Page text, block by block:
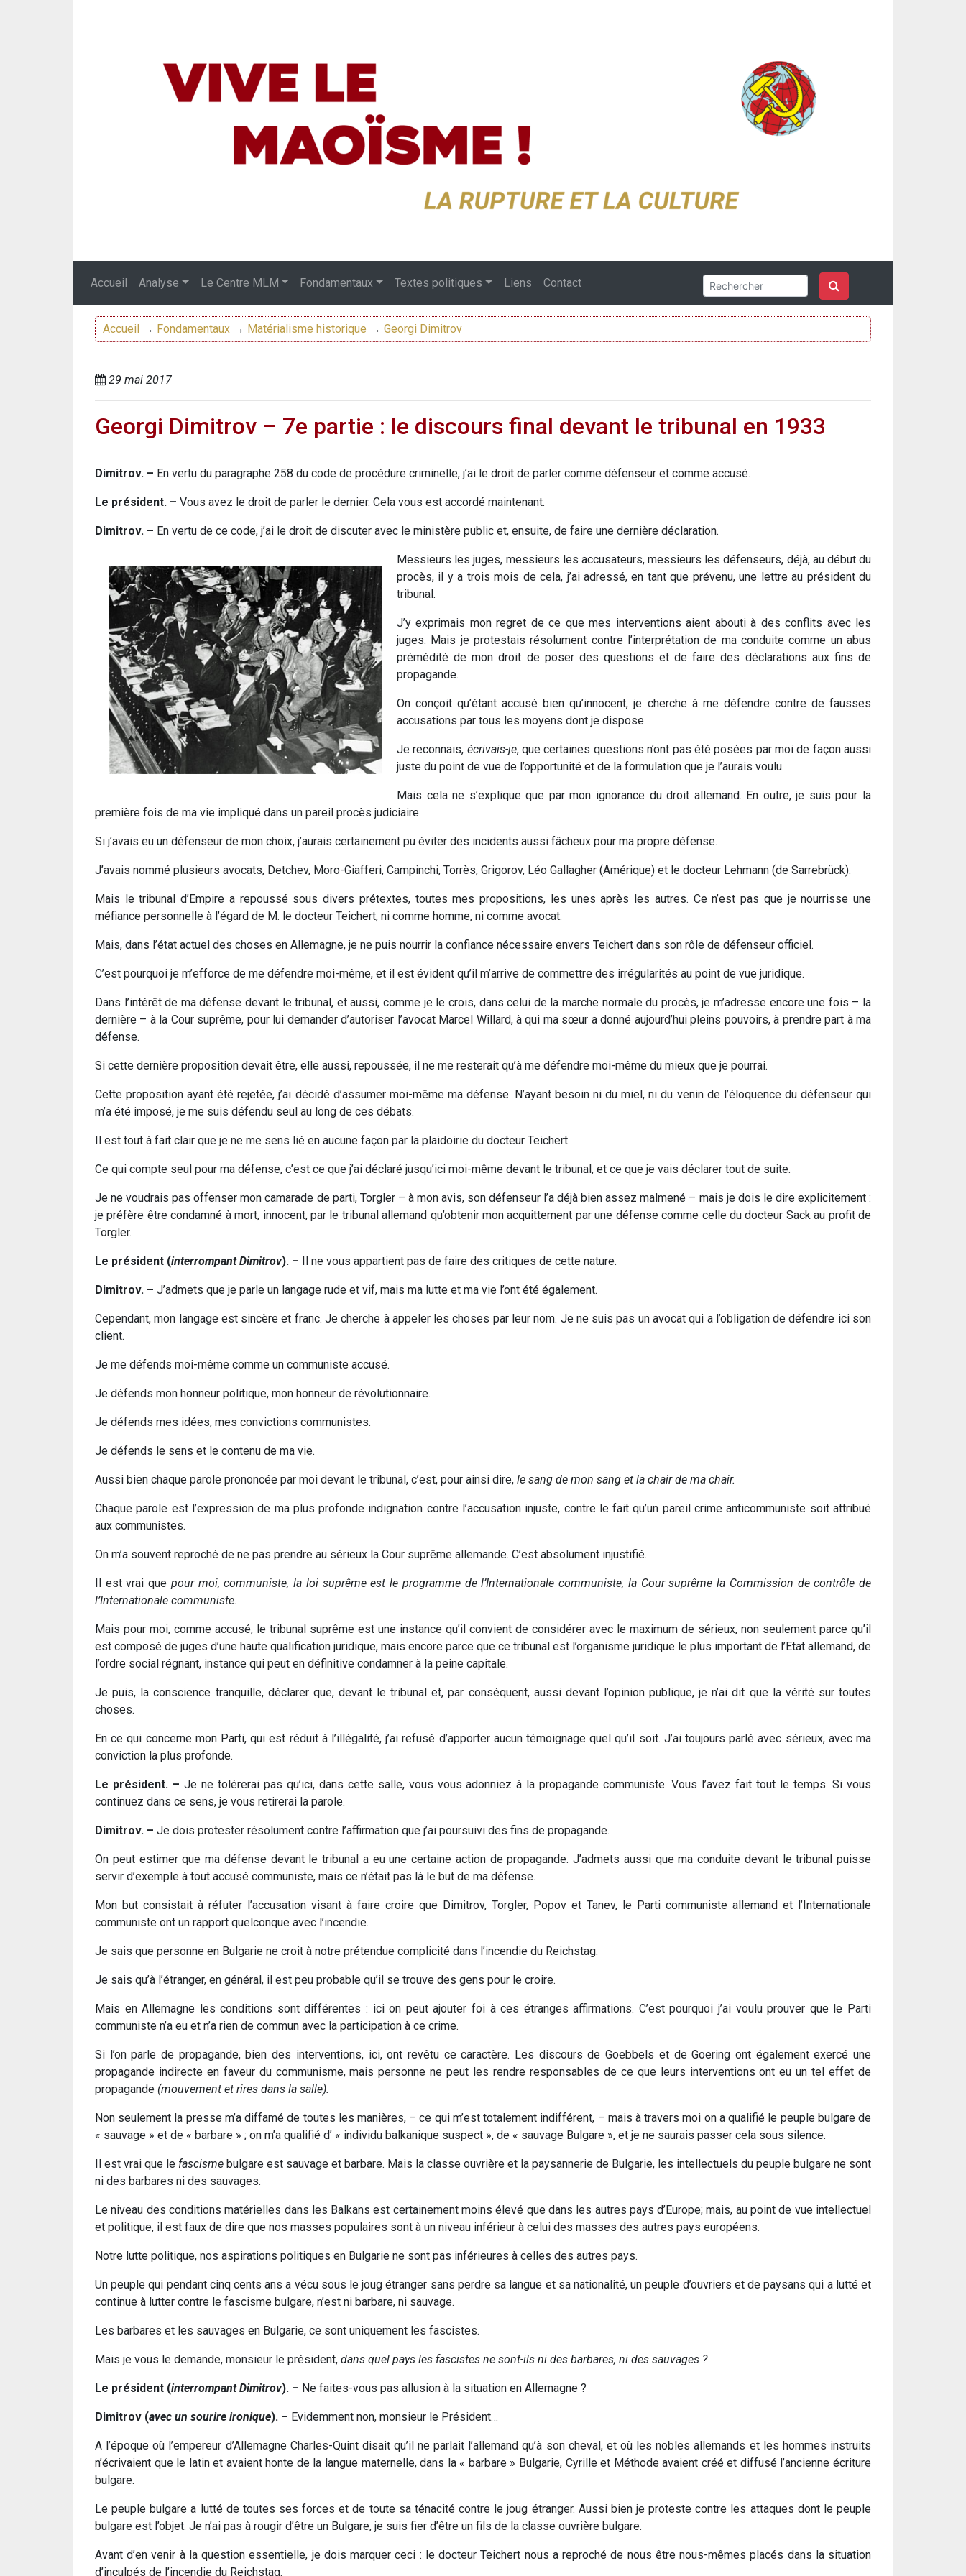
Accueil Analyse Le Centre MLM Fondamentaux Textes politiques Liens Contact
Accueil → Fondamentaux → Matérialisme historique → Georgi Dimitrov
29 mai 2017
Georgi Dimitrov – 7e partie : le discours final devant le tribunal en 1933
Dimitrov. – En vertu du paragraphe 258 du code de procédure criminelle, j’ai le droit de parler comme défenseur et comme accusé.
Le président. – Vous avez le droit de parler le dernier. Cela vous est accordé maintenant.
Dimitrov. – En vertu de ce code, j’ai le droit de discuter avec le ministère public et, ensuite, de faire une dernière déclaration.
Messieurs les juges, messieurs les accusateurs, messieurs les défenseurs, déjà, au début du
procès, il y a trois mois de cela, j’ai adressé, en tant que prévenu, une lettre au président du
tribunal.
J’y exprimais mon regret de ce que mes interventions aient abouti à des conflits avec les
juges. Mais je protestais résolument contre l’interprétation de ma conduite comme un abus
prémédité de mon droit de poser des questions et de faire des déclarations aux fins de
propagande.
On conçoit qu’étant accusé bien qu’innocent, je cherche à me défendre contre de fausses
accusations par tous les moyens dont je dispose.
Je reconnais, écrivais-je, que certaines questions n’ont pas été posées par moi de façon aussi
juste du point de vue de l’opportunité et de la formulation que je l’aurais voulu.
Mais cela ne s’explique que par mon ignorance du droit allemand. En outre, je suis pour la
première fois de ma vie impliqué dans un pareil procès judiciaire.
Si j’avais eu un défenseur de mon choix, j’aurais certainement pu éviter des incidents aussi fâcheux pour ma propre défense.
J’avais nommé plusieurs avocats, Detchev, Moro-Giafferi, Campinchi, Torrès, Grigorov, Léo Gallagher (Amérique) et le docteur Lehmann (de Sarrebrück).
Mais le tribunal d’Empire a repoussé sous divers prétextes, toutes mes propositions, les unes après les autres. Ce n’est pas que je nourrisse une
méfiance personnelle à l’égard de M. le docteur Teichert, ni comme homme, ni comme avocat.
Mais, dans l’état actuel des choses en Allemagne, je ne puis nourrir la confiance nécessaire envers Teichert dans son rôle de défenseur officiel.
C’est pourquoi je m’efforce de me défendre moi-même, et il est évident qu’il m’arrive de commettre des irrégularités au point de vue juridique.
Dans l’intérêt de ma défense devant le tribunal, et aussi, comme je le crois, dans celui de la marche normale du procès, je m’adresse encore une fois – la
dernière – à la Cour suprême, pour lui demander d’autoriser l’avocat Marcel Willard, à qui ma sœur a donné aujourd’hui pleins pouvoirs, à prendre part à ma
défense.
Si cette dernière proposition devait être, elle aussi, repoussée, il ne me resterait qu’à me défendre moi-même du mieux que je pourrai.
Cette proposition ayant été rejetée, j’ai décidé d’assumer moi-même ma défense. N’ayant besoin ni du miel, ni du venin de l’éloquence du défenseur qui
m’a été imposé, je me suis défendu seul au long de ces débats.
Il est tout à fait clair que je ne me sens lié en aucune façon par la plaidoirie du docteur Teichert.
Ce qui compte seul pour ma défense, c’est ce que j’ai déclaré jusqu’ici moi-même devant le tribunal, et ce que je vais déclarer tout de suite.
Je ne voudrais pas offenser mon camarade de parti, Torgler – à mon avis, son défenseur l’a déjà bien assez malmené – mais je dois le dire explicitement :
je préfère être condamné à mort, innocent, par le tribunal allemand qu’obtenir mon acquittement par une défense comme celle du docteur Sack au profit de
Torgler.
Le président (interrompant Dimitrov). – Il ne vous appartient pas de faire des critiques de cette nature.
Dimitrov. – J’admets que je parle un langage rude et vif, mais ma lutte et ma vie l’ont été également.
Cependant, mon langage est sincère et franc. Je cherche à appeler les choses par leur nom. Je ne suis pas un avocat qui a l’obligation de défendre ici son
client.
Je me défends moi-même comme un communiste accusé.
Je défends mon honneur politique, mon honneur de révolutionnaire.
Je défends mes idées, mes convictions communistes.
Je défends le sens et le contenu de ma vie.
Aussi bien chaque parole prononcée par moi devant le tribunal, c’est, pour ainsi dire, le sang de mon sang et la chair de ma chair.
Chaque parole est l’expression de ma plus profonde indignation contre l’accusation injuste, contre le fait qu’un pareil crime anticommuniste soit attribué
aux communistes.
On m’a souvent reproché de ne pas prendre au sérieux la Cour suprême allemande. C’est absolument injustifié.
Il est vrai que pour moi, communiste, la loi suprême est le programme de l’Internationale communiste, la Cour suprême la Commission de contrôle de
l’Internationale communiste.
Mais pour moi, comme accusé, le tribunal suprême est une instance qu’il convient de considérer avec le maximum de sérieux, non seulement parce qu’il
est composé de juges d’une haute qualification juridique, mais encore parce que ce tribunal est l’organisme juridique le plus important de l’Etat allemand, de
l’ordre social régnant, instance qui peut en définitive condamner à la peine capitale.
Je puis, la conscience tranquille, déclarer que, devant le tribunal et, par conséquent, aussi devant l’opinion publique, je n’ai dit que la vérité sur toutes
choses.
En ce qui concerne mon Parti, qui est réduit à l’illégalité, j’ai refusé d’apporter aucun témoignage quel qu’il soit. J’ai toujours parlé avec sérieux, avec ma
conviction la plus profonde.
Le président. – Je ne tolérerai pas qu’ici, dans cette salle, vous vous adonniez à la propagande communiste. Vous l’avez fait tout le temps. Si vous
continuez dans ce sens, je vous retirerai la parole.
Dimitrov. – Je dois protester résolument contre l’affirmation que j’ai poursuivi des fins de propagande.
On peut estimer que ma défense devant le tribunal a eu une certaine action de propagande. J’admets aussi que ma conduite devant le tribunal puisse
servir d’exemple à tout accusé communiste, mais ce n’était pas là le but de ma défense.
Mon but consistait à réfuter l’accusation visant à faire croire que Dimitrov, Torgler, Popov et Tanev, le Parti communiste allemand et l’Internationale
communiste ont un rapport quelconque avec l’incendie.
Je sais que personne en Bulgarie ne croit à notre prétendue complicité dans l’incendie du Reichstag.
Je sais qu’à l’étranger, en général, il est peu probable qu’il se trouve des gens pour le croire.
Mais en Allemagne les conditions sont différentes : ici on peut ajouter foi à ces étranges affirmations. C’est pourquoi j’ai voulu prouver que le Parti
communiste n’a eu et n’a rien de commun avec la participation à ce crime.
Si l’on parle de propagande, bien des interventions, ici, ont revêtu ce caractère. Les discours de Goebbels et de Goering ont également exercé une
propagande indirecte en faveur du communisme, mais personne ne peut les rendre responsables de ce que leurs interventions ont eu un tel effet de
propagande (mouvement et rires dans la salle).
Non seulement la presse m’a diffamé de toutes les manières, – ce qui m’est totalement indifférent, – mais à travers moi on a qualifié le peuple bulgare de
« sauvage » et de « barbare » ; on m’a qualifié d’ « individu balkanique suspect », de « sauvage Bulgare », et je ne saurais passer cela sous silence.
Il est vrai que le fascisme bulgare est sauvage et barbare. Mais la classe ouvrière et la paysannerie de Bulgarie, les intellectuels du peuple bulgare ne sont
ni des barbares ni des sauvages.
Le niveau des conditions matérielles dans les Balkans est certainement moins élevé que dans les autres pays d’Europe; mais, au point de vue intellectuel
et politique, il est faux de dire que nos masses populaires sont à un niveau inférieur à celui des masses des autres pays européens.
Notre lutte politique, nos aspirations politiques en Bulgarie ne sont pas inférieures à celles des autres pays.
Un peuple qui pendant cinq cents ans a vécu sous le joug étranger sans perdre sa langue et sa nationalité, un peuple d’ouvriers et de paysans qui a lutté et
continue à lutter contre le fascisme bulgare, n’est ni barbare, ni sauvage.
Les barbares et les sauvages en Bulgarie, ce sont uniquement les fascistes.
Mais je vous le demande, monsieur le président, dans quel pays les fascistes ne sont-ils ni des barbares, ni des sauvages ?
Le président (interrompant Dimitrov). – Ne faites-vous pas allusion à la situation en Allemagne ?
Dimitrov (avec un sourire ironique). – Evidemment non, monsieur le Président…
A l’époque où l’empereur d’Allemagne Charles-Quint disait qu’il ne parlait l’allemand qu’à son cheval, et où les nobles allemands et les hommes instruits
n’écrivaient que le latin et avaient honte de la langue maternelle, dans la « barbare » Bulgarie, Cyrille et Méthode avaient créé et diffusé l’ancienne écriture
bulgare.
Le peuple bulgare a lutté de toutes ses forces et de toute sa ténacité contre le joug étranger. Aussi bien je proteste contre les attaques dont le peuple
bulgare est l’objet. Je n’ai pas à rougir d’être un Bulgare, je suis fier d’être un fils de la classe ouvrière bulgare.
Avant d’en venir à la question essentielle, je dois marquer ceci : le docteur Teichert nous a reproché de nous être nous-mêmes placés dans la situation
d’inculpés de l’incendie du Reichstag.